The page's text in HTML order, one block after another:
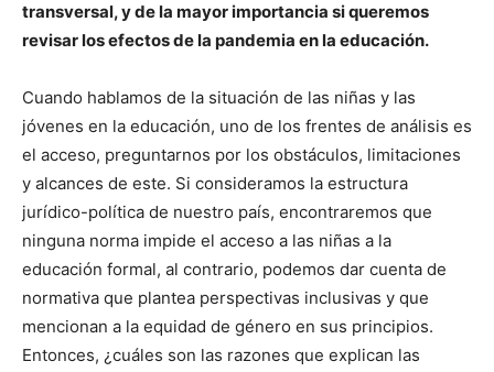
transversal, y de la mayor importancia si queremos
revisar los efectos de la pandemia en la educación.
Cuando hablamos de la situación de las niñas y las
jóvenes en la educación, uno de los frentes de análisis es
el acceso, preguntarnos por los obstáculos, limitaciones
y alcances de este. Si consideramos la estructura
jurídico-política de nuestro país, encontraremos que
ninguna norma impide el acceso a las niñas a la
educación formal, al contrario, podemos dar cuenta de
normativa que plantea perspectivas inclusivas y que
mencionan a la equidad de género en sus principios.
Entonces, ¿cuáles son las razones que explican las